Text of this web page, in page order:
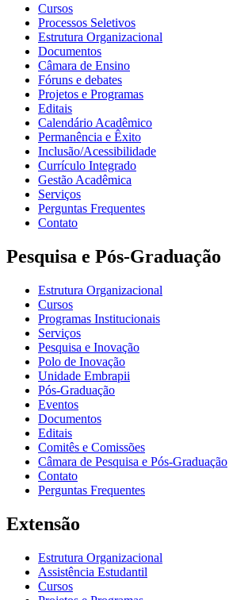
Cursos
Processos Seletivos
Estrutura Organizacional
Documentos
Câmara de Ensino
Fóruns e debates
Projetos e Programas
Editais
Calendário Acadêmico
Permanência e Êxito
Inclusão/Acessibilidade
Currículo Integrado
Gestão Acadêmica
Serviços
Perguntas Frequentes
Contato
Pesquisa e Pós-Graduação
Estrutura Organizacional
Cursos
Programas Institucionais
Serviços
Pesquisa e Inovação
Polo de Inovação
Unidade Embrapii
Pós-Graduação
Eventos
Documentos
Editais
Comitês e Comissões
Câmara de Pesquisa e Pós-Graduação
Contato
Perguntas Frequentes
Extensão
Estrutura Organizacional
Assistência Estudantil
Cursos